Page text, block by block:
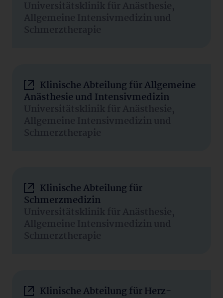
Universitätsklinik für Anästhesie,
Allgemeine Intensivmedizin und
Schmerztherapie
Klinische Abteilung für Allgemeine
Anästhesie und Intensivmedizin
Universitätsklinik für Anästhesie,
Allgemeine Intensivmedizin und
Schmerztherapie
Klinische Abteilung für
Schmerzmedizin
Universitätsklinik für Anästhesie,
Allgemeine Intensivmedizin und
Schmerztherapie
Klinische Abteilung für Herz-